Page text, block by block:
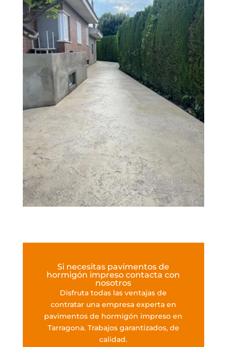
Si necesitas pavimentos de
hormigón impreso contacta con
nosotros
Disfruta todas las ventajas de
contratar una empresa experta en
pavimentos de hormigón impreso en
Tarragona. Trabajos garantizados, de
calidad.